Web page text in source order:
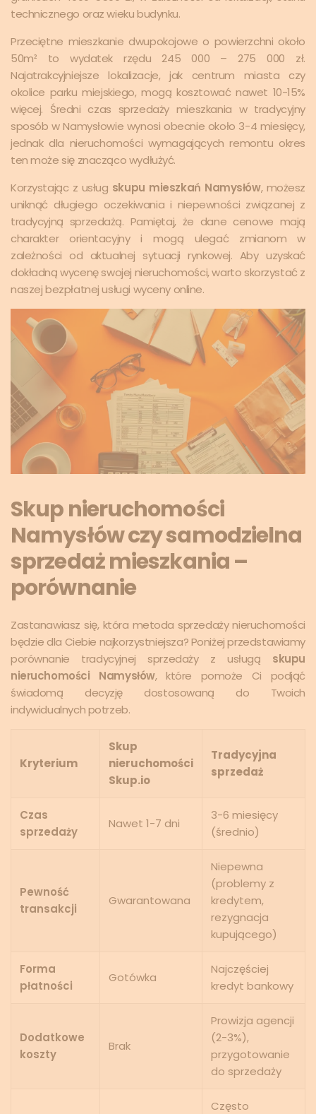
technicznego oraz wieku budynku.
Przeciętne mieszkanie dwupokojowe o powierzchni około
50m² to wydatek rzędu 245 000 – 275 000 zł.
Najatrakcyjniejsze lokalizacje, jak centrum miasta czy
okolice parku miejskiego, mogą kosztować nawet 10-15%
więcej. Średni czas sprzedaży mieszkania w tradycyjny
sposób w Namysłowie wynosi obecnie około 3-4 miesięcy,
jednak dla nieruchomości wymagających remontu okres
ten może się znacząco wydłużyć.
Korzystając z usług skupu mieszkań Namysłów, możesz
uniknąć długiego oczekiwania i niepewności związanej z
tradycyjną sprzedażą. Pamiętaj, że dane cenowe mają
charakter orientacyjny i mogą ulegać zmianom w
zależności od aktualnej sytuacji rynkowej. Aby uzyskać
dokładną wycenę swojej nieruchomości, warto skorzystać z
naszej bezpłatnej usługi wyceny online.
Skup nieruchomości
Namysłów czy samodzielna
sprzedaż mieszkania –
porównanie
Zastanawiasz się, która metoda sprzedaży nieruchomości
będzie dla Ciebie najkorzystniejsza? Poniżej przedstawiamy
porównanie tradycyjnej sprzedaży z usługą skupu
nieruchomości Namysłów, które pomoże Ci podjąć
świadomą decyzję dostosowaną do Twoich
indywidualnych potrzeb.
Kryterium
Skup
nieruchomości
Skup.io
Tradycyjna
sprzedaż
Czas
sprzedaży
Nawet 1-7 dni
3-6 miesięcy
(średnio)
Pewność
transakcji
Gwarantowana
Niepewna
(problemy z
kredytem,
rezygnacja
kupującego)
Forma
płatności
Gotówka
Najczęściej
kredyt bankowy
Dodatkowe
koszty
Brak
Prowizja agencji
(2-3%),
przygotowanie
do sprzedaży
Często